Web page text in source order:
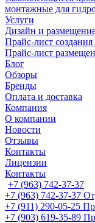
монтажные для
Услуги
Дизайн и
Прайс-лист создания
Прайс-лист
Блог
Обзоры
Бренды
Оплата и доставка
Компания
О компании
Новости
Отзывы
Контакты
Лицензии
Контакты
+7 (963) 742-37-37
+7 (963) 742-37-37
+7 (911) 290-05-25
+7 (903) 619-35-89